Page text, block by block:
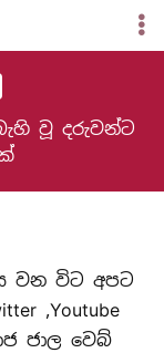
වූ දරුවන්ට
වන විට අපට
,Youtube
ජාල වෙබ්